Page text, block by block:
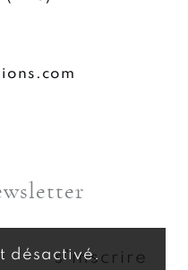
désactivé.